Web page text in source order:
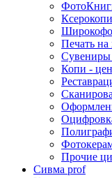
Печать на
Сувениры
Копи -
Прочие
Сивма prof